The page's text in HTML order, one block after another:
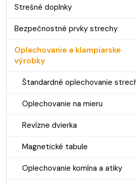
Strešné doplnky
Bezpečnostné prvky strechy
Oplechovanie a klampiarske
výrobky
Štandardné oplechovanie
Oplechovanie na mieru
Revízne dvierka
Magnetické tabule
Oplechovanie komína a atiky